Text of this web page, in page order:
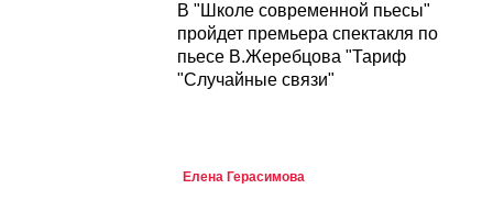
В "Школе современной пьесы"
пройдет премьера спектакля по
пьесе В.Жеребцова "Тариф
"Случайные связи"
Елена Герасимова